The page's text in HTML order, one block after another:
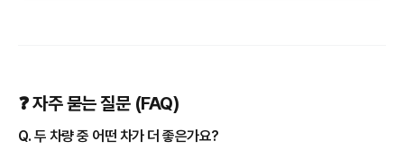
❓ 자주 묻는 질문 (FAQ)
Q. 두 차량 중 어떤 차가 더 좋은가요?